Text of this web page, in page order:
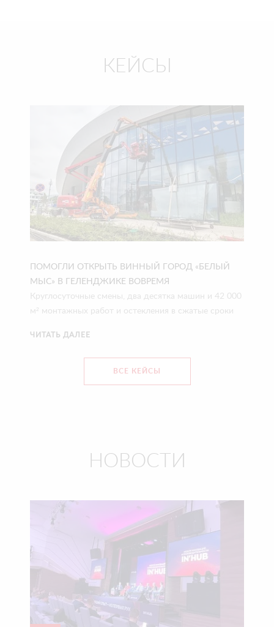
КЕЙСЫ
ПОМОГЛИ ОТКРЫТЬ ВИННЫЙ ГОРОД «БЕЛЫЙ
МЫС» В ГЕЛЕНДЖИКЕ ВОВРЕМЯ
Круглосуточные смены, два десятка машин и 42 000
м² монтажных работ и остекления в сжатые сроки
ЧИТАТЬ ДАЛЕЕ
ВСЕ КЕЙСЫ
НОВОСТИ